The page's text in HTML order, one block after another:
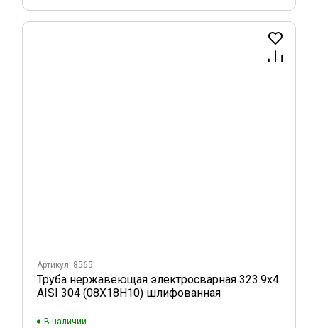
Артикул: 8565
Труба нержавеющая электросварная 323.9х4
AISI 304 (08Х18Н10) шлифованная
В наличии